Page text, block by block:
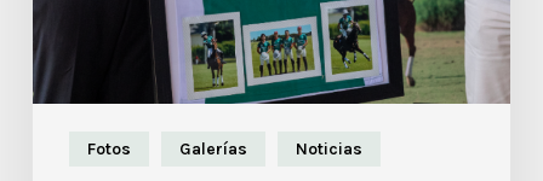
Fotos Galerías Noticias